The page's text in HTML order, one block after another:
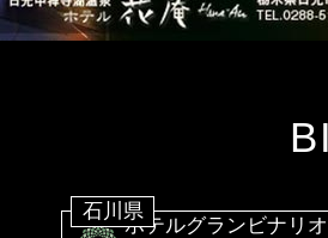
石川県
ホテルグランビナリオ